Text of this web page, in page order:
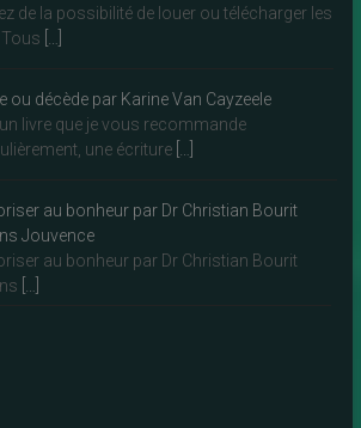
de la possibilité de louer ou télécharger les
[…]
ou décède par Karine Van Cayzeele
livre que je vous recommande
une écriture […]
au bonheur par Dr Christian Bourit
Jouvence
au bonheur par Dr Christian Bourit
[…]